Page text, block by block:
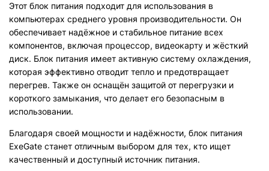
Этот блок питания подходит для использования в
компьютерах среднего уровня производительности. Он
обеспечивает надёжное и стабильное питание всех
компонентов, включая процессор, видеокарту и жёсткий
диск. Блок питания имеет активную систему охлаждения,
которая эффективно отводит тепло и предотвращает
перегрев. Также он оснащён защитой от перегрузки и
короткого замыкания, что делает его безопасным в
использовании.
Благодаря своей мощности и надёжности, блок питания
ExeGate станет отличным выбором для тех, кто ищет
качественный и доступный источник питания.